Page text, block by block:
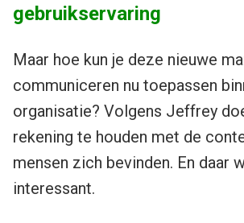
gebruikservaring
Maar hoe kun je deze nieuwe
communiceren nu toepassen
organisatie? Volgens Jeffrey
rekening te houden met de
mensen zich bevinden. En daar
interessant.